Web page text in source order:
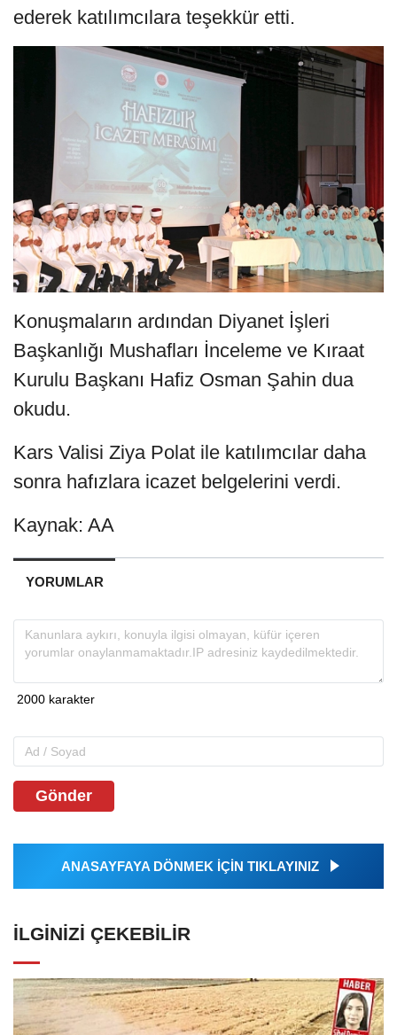
ederek katılımcılara teşekkür etti.
Konuşmaların ardından Diyanet İşleri
Başkanlığı Mushafları İnceleme ve Kıraat
Kurulu Başkanı Hafiz Osman Şahin dua
okudu.
Kars Valisi Ziya Polat ile katılımcılar daha
sonra hafızlara icazet belgelerini verdi.
Kaynak: AA
YORUMLAR
Gönder
ANASAYFAYA DÖNMEK İÇİN TIKLAYINIZ
İLGINIZI ÇEKEBILIR